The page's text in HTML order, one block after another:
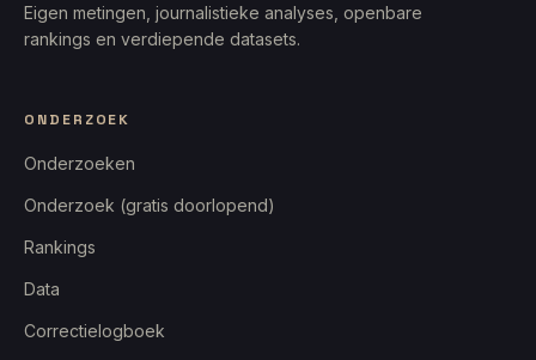
Eigen metingen, journalistieke analyses, openbare
rankings en verdiepende datasets.
ONDERZOEK
Onderzoeken
Onderzoek (gratis doorlopend)
Rankings
Data
Correctielogboek